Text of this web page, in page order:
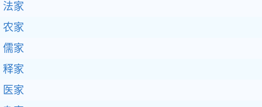
法家
农家
儒家
释家
医家